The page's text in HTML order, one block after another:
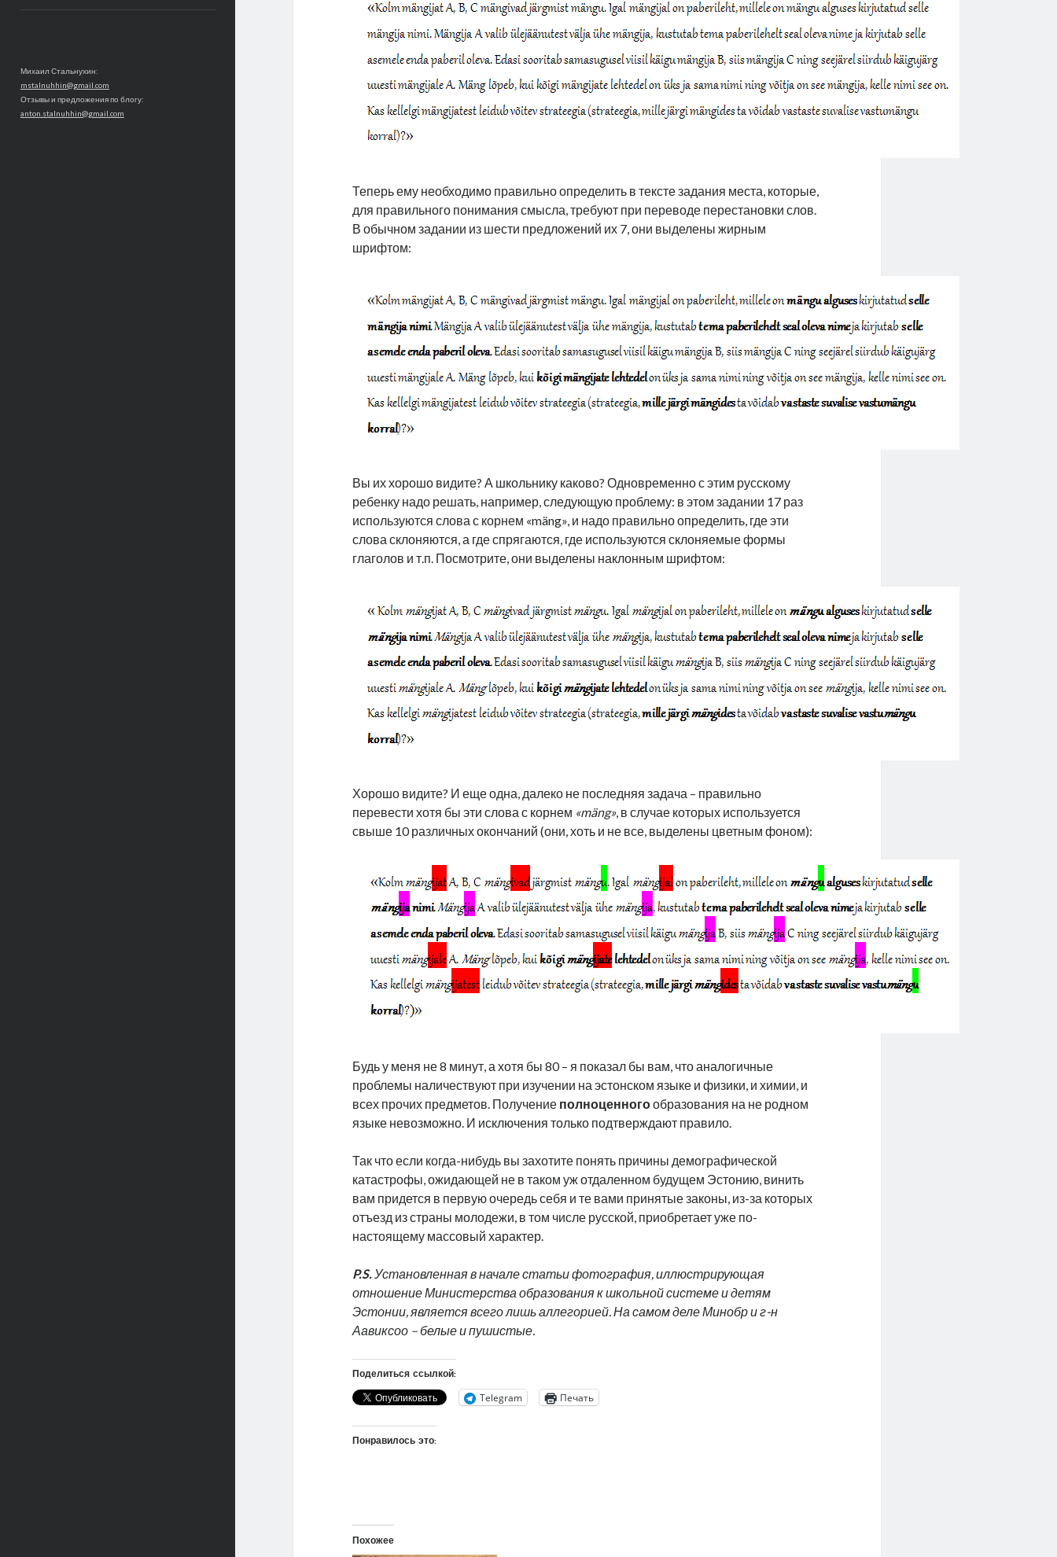
Михаил Стальнухин:
mstalnuhhin@gmail.com
Отзывы и предложения по блогу:
anton.stalnuhhin@gmail.com
Теперь ему необходимо правильно определить в тексте задания места, которые,
для правильного понимания смысла, требуют при переводе перестановки слов.
В обычном задании из шести предложений их 7, они выделены жирным
шрифтом:
Вы их хорошо видите? А школьнику каково? Одновременно с этим русскому
ребенку надо решать, например, следующую проблему: в этом задании 17 раз
используются слова с корнем «mäng», и надо правильно определить, где эти
слова склоняются, а где спрягаются, где используются склоняемые формы
глаголов и т.п. Посмотрите, они выделены наклонным шрифтом:
Хорошо видите? И еще одна, далеко не последняя задача – правильно
перевести хотя бы эти слова с корнем «mäng», в случае которых используется
свыше 10 различных окончаний (они, хоть и не все, выделены цветным фоном):
Будь у меня не 8 минут, а хотя бы 80 – я показал бы вам, что аналогичные
проблемы наличествуют при изучении на эстонском языке и физики, и химии, и
всех прочих предметов. Получение полноценногообразования на не родном
языке невозможно. И исключения только подтверждают правило.
Так что если когда-нибудь вы захотите понять причины демографической
катастрофы, ожидающей не в таком уж отдаленном будущем Эстонию, винить
вам придется в первую очередь себя и те вами принятые законы, из-за которых
отъезд из страны молодежи, в том числе русской, приобретает уже по-
настоящему массовый характер.
P.S.Установленная в начале статьи фотография, иллюстрирующая
отношение Министерства образования к школьной системе и детям
Эстонии, является всего лишь аллегорией. На самом деле Минобр и г-н
Аавиксоо – белые и пушистые.
Поделиться ссылкой:
Telegram Печать
Понравилось это:
Похожее